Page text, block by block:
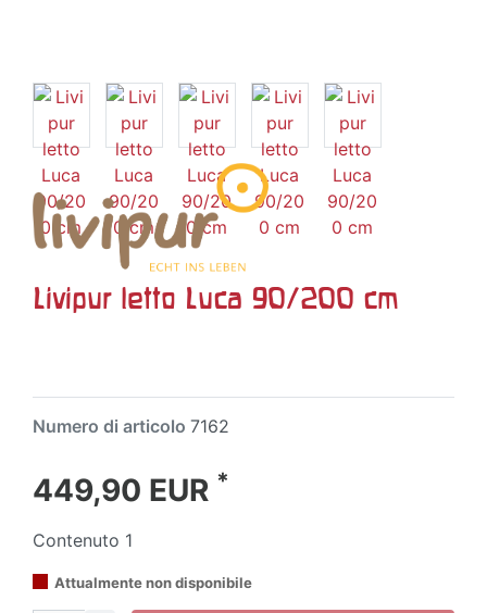
Livipur letto Luca 90/200 cm
Numero di articolo 7162
449,90 EUR *
Contenuto 1
Attualmente non disponibile